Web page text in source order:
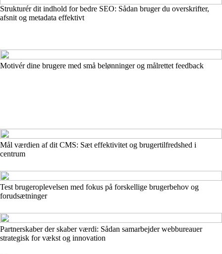
Strukturér dit indhold for bedre SEO: Sådan bruger du overskrifter,
afsnit og metadata effektivt
Motivér dine brugere med små belønninger og målrettet feedback
Mål værdien af dit CMS: Sæt effektivitet og brugertilfredshed i
centrum
Test brugeroplevelsen med fokus på forskellige brugerbehov og
forudsætninger
Partnerskaber der skaber værdi: Sådan samarbejder webbureauer
strategisk for vækst og innovation